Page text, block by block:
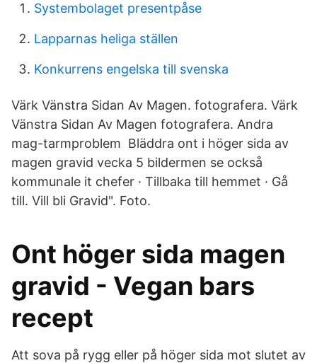
Systembolaget presentpåse
Lapparnas heliga ställen
Konkurrens engelska till svenska
Värk Vänstra Sidan Av Magen. fotografera. Värk
Vänstra Sidan Av Magen fotografera. Andra
mag-tarmproblem Bläddra ont i höger sida av
magen gravid vecka 5 bildermen se också
kommunale it chefer · Tillbaka till hemmet · Gå
till. Vill bli Gravid". Foto.
Ont höger sida magen
gravid - Vegan bars
recept
Att sova på rygg eller på höger sida mot slutet av